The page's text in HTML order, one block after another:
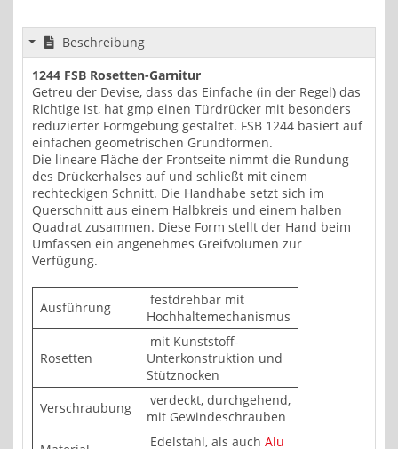
Beschreibung
1244 FSB Rosetten-Garnitur
Getreu der Devise, dass das Einfache (in der Regel) das
Richtige ist, hat gmp einen Türdrücker mit besonders
reduzierter Formgebung gestaltet. FSB 1244 basiert auf
einfachen geometrischen Grundformen.
Die lineare Fläche der Frontseite nimmt die Rundung
des Drückerhalses auf und schließt mit einem
rechteckigen Schnitt. Die Handhabe setzt sich im
Querschnitt aus einem Halbkreis und einem halben
Quadrat zusammen. Diese Form stellt der Hand beim
Umfassen ein angenehmes Greifvolumen zur
Verfügung.
Ausführung
festdrehbar mit
Hochhaltemechanismus
Rosetten
mit Kunststoff-
Unterkonstruktion und
Stütznocken
Verschraubung
verdeckt, durchgehend,
mit Gewindeschrauben
Edelstahl, als auch Alu